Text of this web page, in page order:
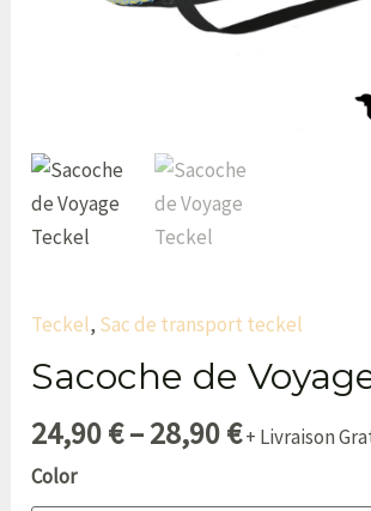
Teckel, Sac de transport teckel
Sacoche de
24,90€–28,90€+ Livraison
Color